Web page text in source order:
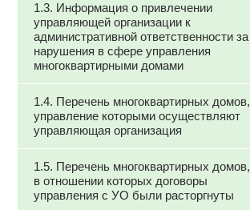
1.3. Информация о привлечении
управляющей организации к
административной ответственности за
нарушения в сфере управления
многоквартирными домами
1.4. Перечень многоквартирных домов,
управление которыми осуществляют
управляющая организация
1.5. Перечень многоквартирных домов,
в отношении которых договоры
управления с УО были расторгнуты